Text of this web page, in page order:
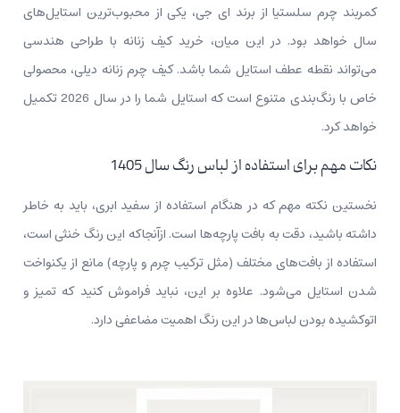
کمربند چرم سلستیا از برند ای جی، یکی از محبوب‌ترین استایل‌های
سال خواهد بود. در این میان، خرید کیف زنانه با طراحی هندسی
می‌تواند نقطه عطف استایل شما باشد. کیف چرم زنانه دیلی، محصولی
خاص با رنگ‌بندی متنوع است که استایل شما را در سال 2026 تکمیل
خواهد کرد.
نکات مهم برای استفاده از لباس رنگ سال 1405
نخستین نکته مهم که در هنگام استفاده از سفید ابری، باید به خاطر
داشته باشید، دقت به بافت پارچه‌ها است. ازآنجاکه این رنگ خنثی است،
استفاده از بافت‌های مختلف (مثل ترکیب چرم و پارچه) مانع از یکنواخت
شدن استایل می‌شود. علاوه بر این، نباید فراموش کنید که تمیز و
اتوکشیده بودن لباس‌ها در این رنگ اهمیت مضاعفی دارد.